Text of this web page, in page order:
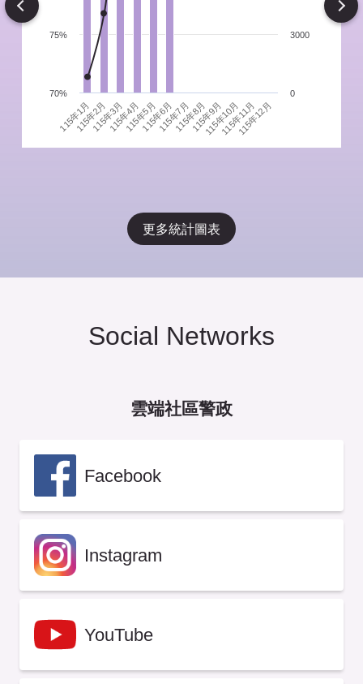
115年1月
115年2月115年3月115年4月115年5月115年6月115年7月115年8月115年9月
115年10月
115年11月
115年12月
70%
75%
0
3000
更多統計圖表
Social Networks
雲端社區警政
Facebook
Instagram
YouTube